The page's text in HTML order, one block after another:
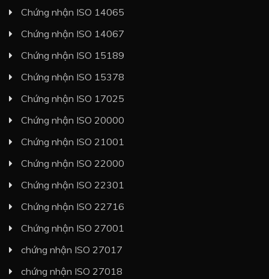
Chứng nhận ISO 14065
Chứng nhận ISO 14067
Chứng nhận ISO 15189
Chứng nhận ISO 15378
Chứng nhận ISO 17025
Chứng nhận ISO 20000
Chứng nhận ISO 21001
Chứng nhận ISO 22000
Chứng nhận ISO 22301
Chứng nhận ISO 22716
Chứng nhận ISO 27001
chứng nhận ISO 27017
chứng nhận ISO 27018